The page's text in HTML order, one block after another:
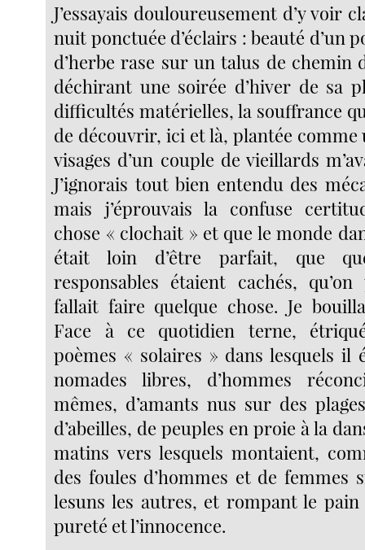
J’essayais douloureusement d’y voir
nuit ponctuée d’éclairs : beauté d’un
d’herbe rase sur un talus de chemin
déchirant une soirée d’hiver de sa
difficultés matérielles, la souffrance
de découvrir, ici et là, plantée comme
visages d’un couple de vieillards
J’ignorais tout bien entendu des
mais j’éprouvais la confuse
chose « clochait » et que le monde
était loin d’être parfait, que
responsables étaient cachés,
fallait faire quelque chose. Je
Face à ce quotidien terne,
poèmes « solaires » dans lesquels il
nomades libres, d’hommes
mêmes, d’amants nus sur des
d’abeilles, de peuples en proie à la
matins vers lesquels montaient,
des foules d’hommes et de femmes
lesuns les autres, et rompant le
pureté et l’innocence.